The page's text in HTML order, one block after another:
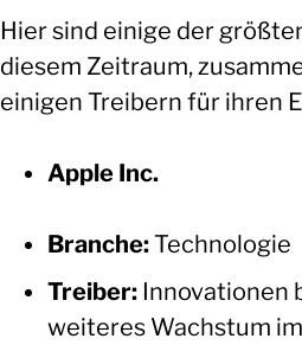
Hier sind einige der
diesem Zeitraum,
einigen Treibern für ihren
Apple Inc.
Branche:Technologie
Treiber: Innovationen
weiteres Wachstum